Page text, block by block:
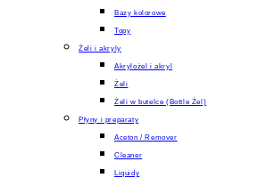
Bazy kolorowe
Topy
Żeli i akryly
Akrylożel i akryl
Żeli
Żeli w butelce (Bottle Żel)
Płyny i preparaty
Aceton / Remover
Cleaner
Liquidy